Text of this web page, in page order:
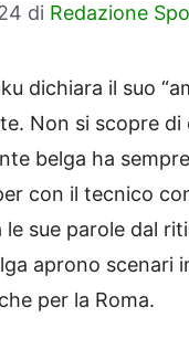
di Redazione
dichiara il suo
Non si scopre
belga ha
con il tecnico
le sue parole dal
aprono scenari
per la Roma.